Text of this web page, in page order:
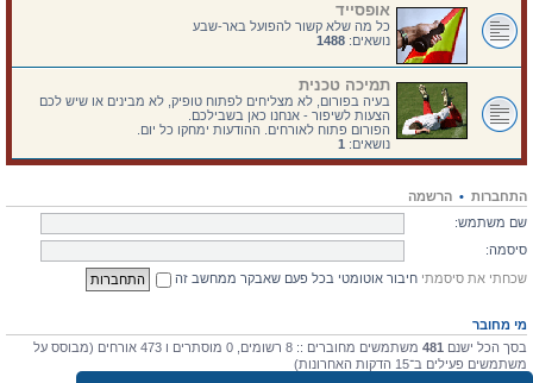
אופסייד
כל מה שלא קשור להפועל באר-שבע
נושאים: 1488
תמיכה טכנית
בעיה בפורום, לא מצליחים לפתוח טופיק, לא מבינים או שיש לכם
הצעות לשיפור - אנחנו כאן בשבילכם.
הפורום פתוח לאורחים. ההודעות ימחקו כל יום.
נושאים: 1
התחברות • הרשמה
שם משתמש:
סיסמה:
שכחתי את סיסמתי חיבור אוטומטי בכל פעם שאבקר ממחשב זה
מי מחובר
בסך הכל ישנם 481
משתמשים מחוברים :: 8 רשומים, 0 מוסתרים ו 473 אורחים (מבוסס על
משתמשים פעילים ב־15 הדקות האחרונות)